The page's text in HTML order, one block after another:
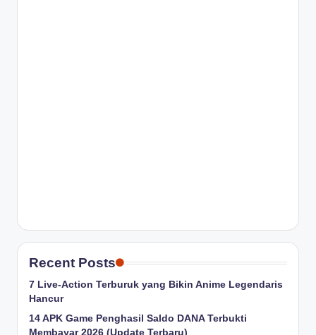
Recent Posts
7 Live-Action Terburuk yang Bikin Anime Legendaris
Hancur
14 APK Game Penghasil Saldo DANA Terbukti
Membayar 2026 (Update Terbaru)